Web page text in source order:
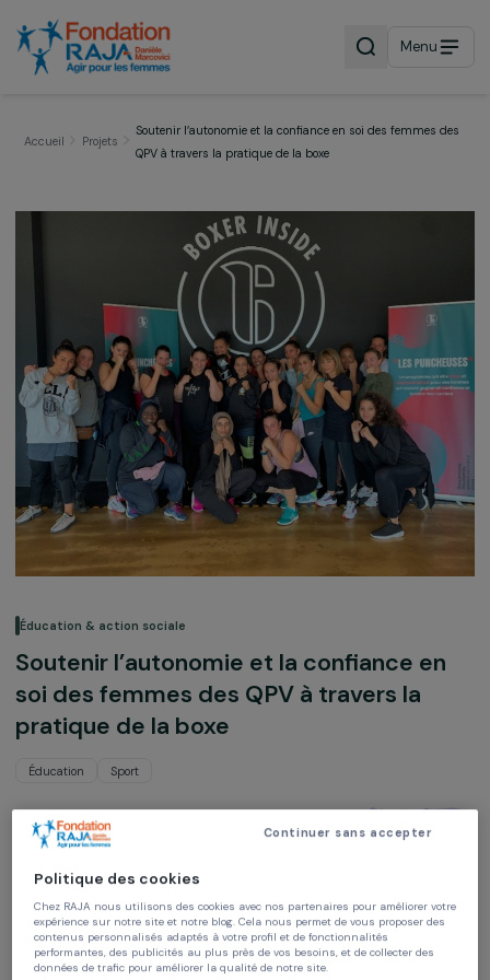
Menu
Soutenir l’autonomie et la confiance en soi des femmes
Éducation & action sociale
Soutenir l’autonomie et la confiance
soi des femmes des QPV à travers la
pratique de la boxe
Boxer Inside Club
Île-de-France, France,Europe
Continuer sans accepter